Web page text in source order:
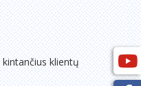
klientų